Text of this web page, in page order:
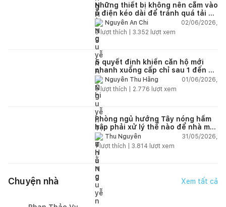
Những thiết bị không nên cắm vào
ổ điện kéo dài để tránh quá tải và
chập cháy trong nhà
Nguyễn An Chi
02/06/2026,
9lượt thích | 3.352 lượt xem
5 quyết định khiến căn hộ mới
nhanh xuống cấp chỉ sau 1 đến 2
nămNguyễn Thu Hằng
01/06/2026,
5lượt thích | 2.776 lượt xem
Phòng ngủ hướng Tây nóng hầm
hập phải xử lý thế nào để nhà mát
hơn?Thu Nguyễn
31/05/2026,
1lượt thích | 3.814 lượt xem
Chuyện nhà Xem tất cả